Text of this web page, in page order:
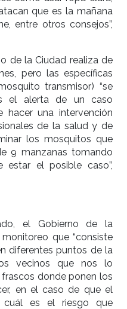
que es la mañana
entre otros consejos”,
de la Ciudad realiza de
pero las específicas
transmisor) “se
el alerta de un caso
una intervención
de la salud y de
los mosquitos que
9 manzanas tomando
el posible caso”,
el Gobierno de la
que “consiste
diferentes puntos de la
vecinos que nos lo
donde ponen los
en el caso de que el
cuál es el riesgo que